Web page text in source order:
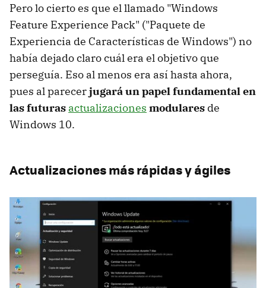
Pero lo cierto es que el llamado "Windows
Feature Experience Pack" ("Paquete de
Experiencia de Características de Windows") no
había dejado claro cuál era el objetivo que
perseguía. Eso al menos era así hasta ahora,
pues al parecerjugará un papel fundamental en
las futuras actualizaciones modulares de
Windows 10.
Actualizaciones más rápidas y ágiles